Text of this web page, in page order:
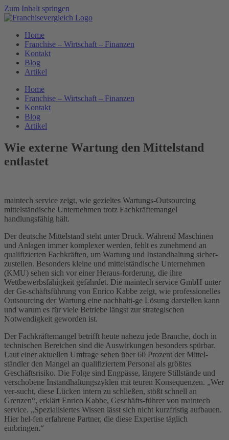
Zum Inhalt springen
Home
Franchise – Wirtschaft – Finanzen
Kontakt
Blog
Artikel
Home
Franchise – Wirtschaft – Finanzen
Kontakt
Blog
Artikel
Wie externe Wartung den Mittelstand
entlastet
maintech service zeigt, wie gezieltes Wartungs-Outsourcing
mittelständische Unternehmen trotz Fachkräftemangel
handlungsfähig hält.
Der deutsche Mittelstand steht unter Druck. Während Maschinen
und Anlagen immer komplexer werden, fehlt es zunehmend an
qualifizierten Fachkräften, um Wartung und Instandhaltung sicher-
zustellen. Besonders kleine und mittelständische Unternehmen
(KMU) sehen sich vor einer Heraus-forderung, die ihre
Wettbewerbsfähigkeit gefährdet. Die maintech service GmbH unter
der Ge-schäftsführung von Enrico Kabbe zeigt, wie professionelles
Outsourcing der Wartung eine nachhalti-ge Lösung darstellen kann
und warum es für viele Betriebe längst zur strategischen
Notwendigkeit geworden ist.
Der Fachkräftemangel betrifft heute nahezu jede Branche, doch in
technischen Bereichen sind die Auswirkungen besonders spürbar.
Laut einer aktuellen Umfrage sehen über 60 Prozent der Mittel-
ständler den Mangel an qualifiziertem Personal als größtes
Geschäftsrisiko. Die Folge sind Engpässe, längere Stillstände und
verschobene Instandhaltungszyklen mit teuren Konsequenzen. „Wer
ver-sucht, diese Lücken intern zu schließen, stößt schnell an
Grenzen“, erklärt Enrico Kabbe, Geschäfts-führer von maintech
service. „Spezialisiertes Wissen lässt sich nicht kurzfristig aufbauen.
Hier hel-fen erfahrene Partner, die diese Expertise täglich
einbringen.“